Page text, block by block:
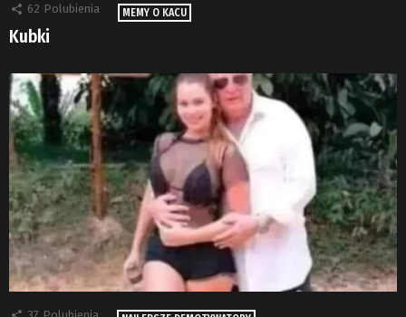
62 Polubienia MEMY O KACU
Kubki